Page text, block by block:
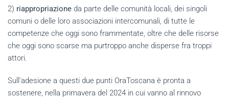
2) riappropriazione da parte delle comunità locali, dei singoli
comuni o delle loro associazioni intercomunali, di tutte le
competenze che oggi sono frammentate, oltre che delle risorse
che oggi sono scarse ma purtroppo anche disperse fra troppi
attori.
Sull'adesione a questi due punti OraToscana è pronta a
sostenere, nella primavera del 2024 in cui vanno al rinnovo